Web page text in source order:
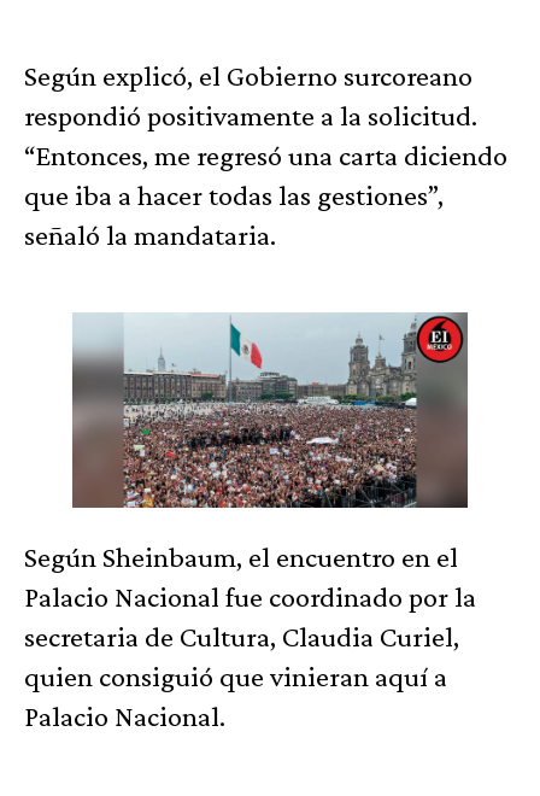
Según explicó, el Gobierno surcoreano
respondió positivamente a la solicitud.
“Entonces, me regresó una carta diciendo
que iba a hacer todas las gestiones”,
señaló la mandataria.
Según Sheinbaum, el encuentro en el
Palacio Nacional fue coordinado por la
secretaria de Cultura, Claudia Curiel,
quien consiguió que vinieran aquí a
Palacio Nacional.